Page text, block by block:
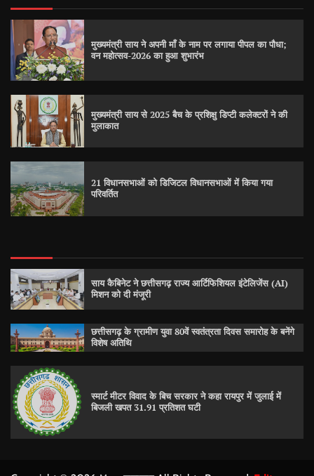
मुख्यमंत्री साय ने अपनी माँ के नाम पर लगाया पीपल का पौधा;
वन महोत्सव-2026 का हुआ शुभारंभ
मुख्यमंत्री साय से 2025 बैच के प्रशिक्षु डिप्टी कलेक्टरों ने की
मुलाकात
21 विधानसभाओं को डिजिटल विधानसभाओं में किया गया
परिवर्तित
साय कैबिनेट ने छत्तीसगढ़ राज्य आर्टिफिशियल इंटेलिजेंस (AI)
मिशन को दी मंजूरी
छत्तीसगढ़ के ग्रामीण युवा 80वें स्वतंत्रता दिवस समारोह के बनेंगे
विशेष अतिथि
स्मार्ट मीटर विवाद के बिच सरकार ने कहा रायपुर में जुलाई में
बिजली खपत 31.91 प्रतिशत घटी